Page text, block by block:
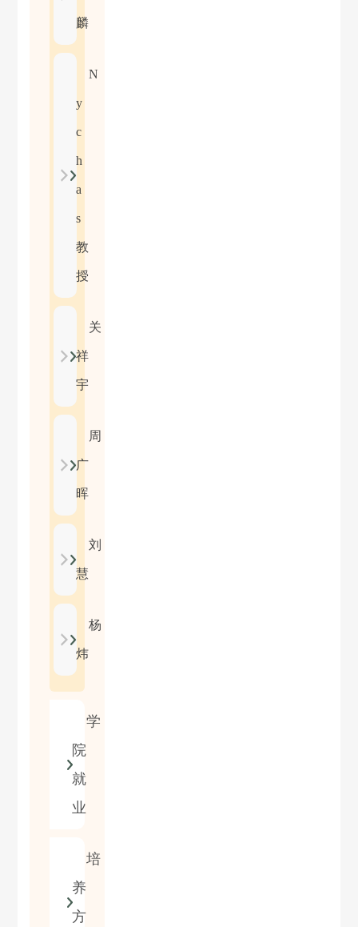
麟
N
y
c
h
a
s
教
授
关
祥
宇
周
广
晖
刘
慧
杨
炜
学
院
就
业
培
养
方